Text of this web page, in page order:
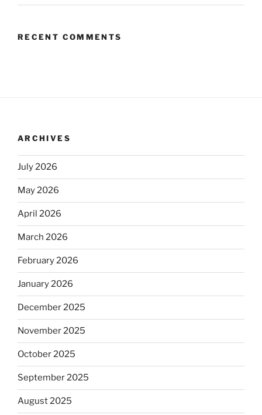
RECENT COMMENTS
ARCHIVES
July 2026
May 2026
April 2026
March 2026
February 2026
January 2026
December 2025
November 2025
October 2025
September 2025
August 2025